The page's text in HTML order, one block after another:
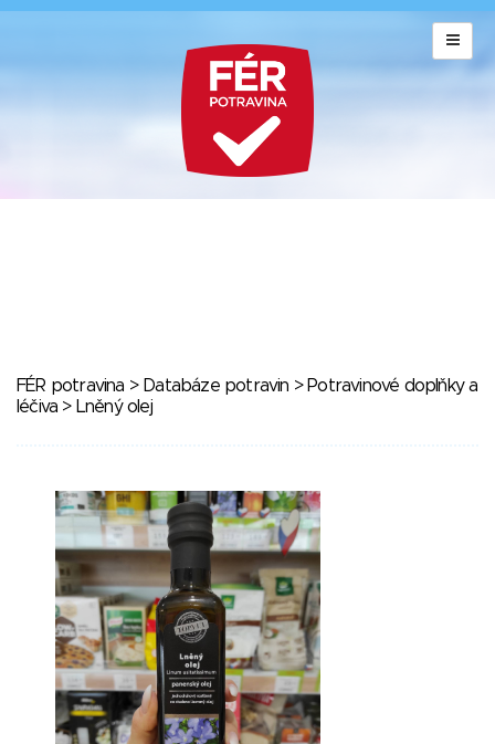
FÉR potravina > Databáze potravin > Potravinové doplňky a
léčiva > Lněný olej